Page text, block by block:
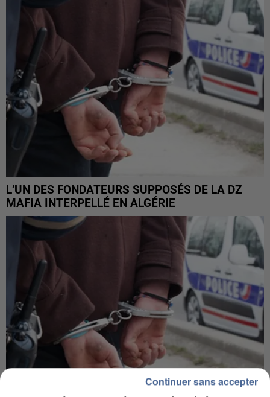
L’UN DES FONDATEURS SUPPOSÉS DE LA DZ
MAFIA INTERPELLÉ EN ALGÉRIE
Continuer sans accepter